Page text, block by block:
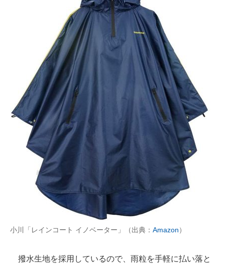
小川「レインコート イノベーター」（出典： Amazon）
撥水生地を採用しているので、雨粒を手軽に払い落と